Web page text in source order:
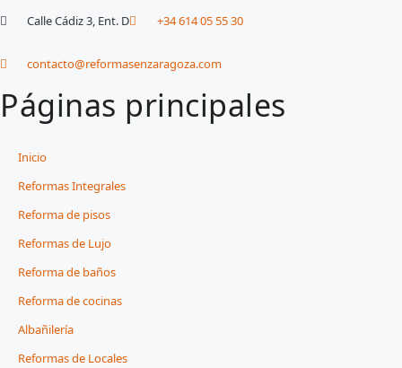
Páginas principales
Inicio
Reformas Integrales
Reforma de pisos
Reformas de Lujo
Reforma de baños
Reforma de cocinas
Albañilería
Reformas de Locales
Calle Cádiz 3, Ent. D +34 614 05 55 30
contacto@reformasenzaragoza.com